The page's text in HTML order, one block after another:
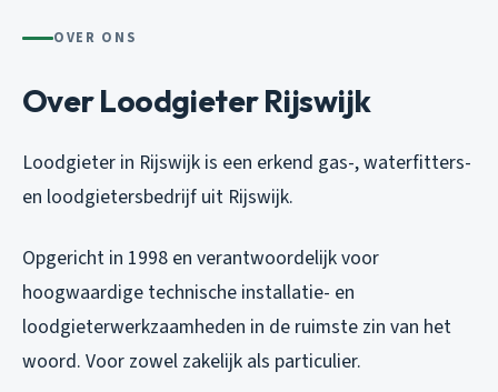
OVER ONS
Over Loodgieter Rijswijk
Loodgieter in Rijswijk is een erkend gas-, waterfitters-
en loodgietersbedrijf uit Rijswijk.
Opgericht in 1998 en verantwoordelijk voor
hoogwaardige technische installatie- en
loodgieterwerkzaamheden in de ruimste zin van het
woord. Voor zowel zakelijk als particulier.